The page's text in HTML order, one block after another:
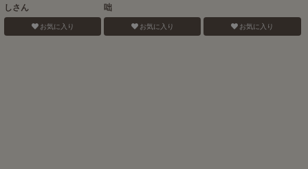
しさん
お気に入り
咄
お気に入り お気に入り